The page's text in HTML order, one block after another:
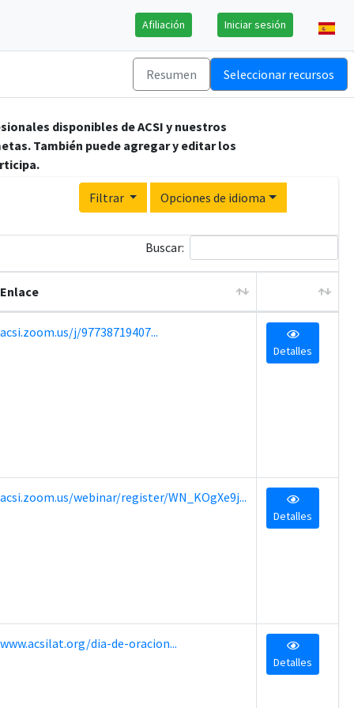
Afiliación Iniciar sesión
Resumen Seleccionar recursos
disponibles de ACSI y nuestros
También puede agregar y editar los
Filtrar Opciones de idioma
Buscar:
Enlace
acsi.zoom.us/j/97738719407...
Detalles
acsi.zoom.us/webinar/register/WN_KOgXe9j...
Detalles
www.acsilat.org/dia-de-oracion...
Detalles